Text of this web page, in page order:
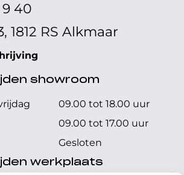
9 40
1812 RS Alkmaar
showroom
09.00 tot 18.00 uur
09.00 tot 17.00 uur
Gesloten
werkplaats